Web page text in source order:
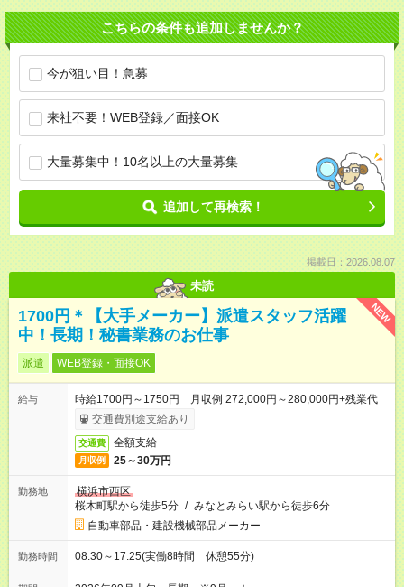
こちらの条件も追加しませんか？
今が狙い目！急募
来社不要！WEB登録／面接OK
大量募集中！10名以上の大量募集
追加して再検索！
掲載日：2026.08.07
未読
NEW
1700円＊【大手メーカー】派遣スタッフ活躍
中！長期！秘書業務のお仕事
派遣 WEB登録・面接OK
給与
時給1700円～1750円 月収例 272,000円～280,000円+残業代
交通費別途支給あり
交通費 全額支給
月収例 25～30万円
勤務地
横浜市西区
桜木町駅から徒歩5分 / みなとみらい駅から徒歩6分
自動車部品・建設機械部品メーカー
勤務時間 08:30～17:25(実働8時間 休憩55分)